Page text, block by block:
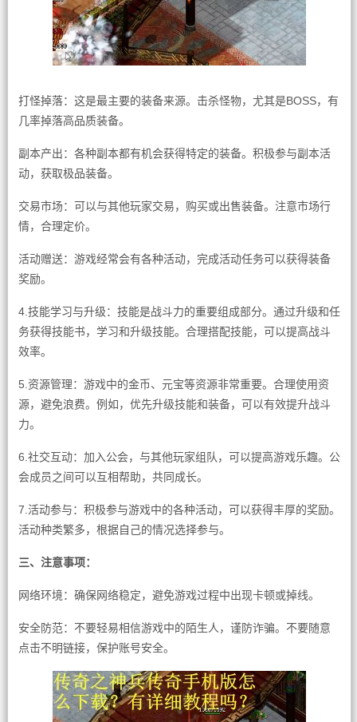
打怪掉落：这是最主要的装备来源。击杀怪物，尤其是BOSS，有
几率掉落高品质装备。
副本产出：各种副本都有机会获得特定的装备。积极参与副本活
动，获取极品装备。
交易市场：可以与其他玩家交易，购买或出售装备。注意市场行
情，合理定价。
活动赠送：游戏经常会有各种活动，完成活动任务可以获得装备
奖励。
4.技能学习与升级：技能是战斗力的重要组成部分。通过升级和任
务获得技能书，学习和升级技能。合理搭配技能，可以提高战斗
效率。
5.资源管理：游戏中的金币、元宝等资源非常重要。合理使用资
源，避免浪费。例如，优先升级技能和装备，可以有效提升战斗
力。
6.社交互动：加入公会，与其他玩家组队，可以提高游戏乐趣。公
会成员之间可以互相帮助，共同成长。
7.活动参与：积极参与游戏中的各种活动，可以获得丰厚的奖励。
活动种类繁多，根据自己的情况选择参与。
三、注意事项：
网络环境：确保网络稳定，避免游戏过程中出现卡顿或掉线。
安全防范：不要轻易相信游戏中的陌生人，谨防诈骗。不要随意
点击不明链接，保护账号安全。